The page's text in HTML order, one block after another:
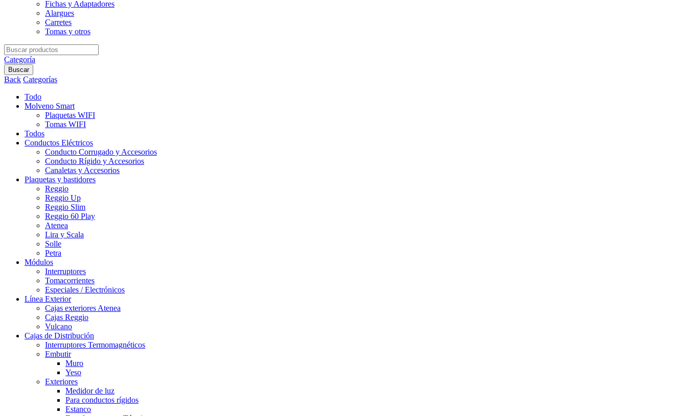
Fichas y Adaptadores
Alargues
Carretes
Tomas y otros
Search
for:
Categoría
Buscar
Back Categorías
Todo
Molveno Smart
Plaquetas WIFI
Tomas WIFI
Todos
Conductos Eléctricos
Conducto Corrugado y Accesorios
Conducto Rígido y Accesorios
Canaletas y Accesorios
Plaquetas y bastidores
Reggio
Reggio Up
Reggio Slim
Reggio 60 Play
Atenea
Lira y Scala
Solle
Petra
Módulos
Interruptores
Tomacorrientes
Especiales / Electrónicos
Línea Exterior
Cajas exteriores Atenea
Cajas Reggio
Vulcano
Cajas de Distribución
Interruptores Termomagnéticos
Embutir
Muro
Yeso
Exteriores
Medidor de luz
Para conductos rígidos
Estanco